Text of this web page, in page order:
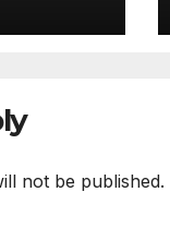
not be published.